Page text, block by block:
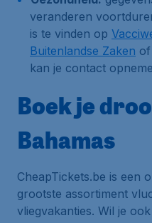
veranderen
is te vinden op
Buitenlandse Zaken
kan je contact
Boek je
Bahamas
CheapTickets.be is een
grootste assortiment
vliegvakanties. Wil je